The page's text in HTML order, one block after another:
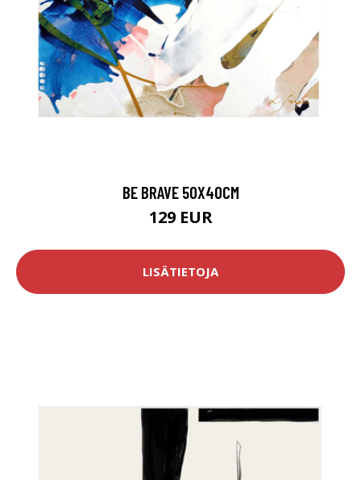
BE BRAVE 50X40CM
129 EUR
LISÄTIETOJA